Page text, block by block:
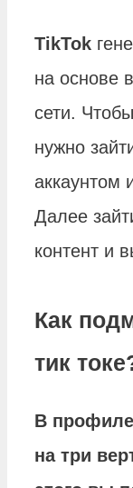
TikTok
на основе
сети.
нужно
аккаунтом
Далее
контент и
Как
тик
В
на три